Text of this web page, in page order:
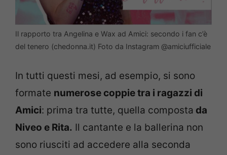
Il rapporto tra Angelina e Wax ad Amici: secondo i fan c’è
del tenero (chedonna.it) Foto da Instagram @amiciufficiale
In tutti questi mesi, ad esempio, si sono
formate numerose coppie tra i ragazzi di
Amici: prima tra tutte, quella composta da
Niveo e Rita. Il cantante e la ballerina non
sono riusciti ad accedere alla seconda